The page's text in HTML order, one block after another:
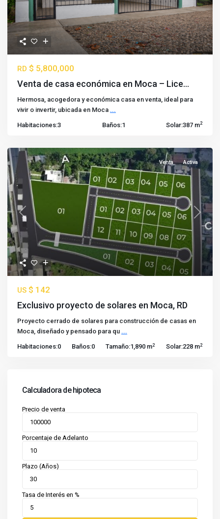
RD $ 5,800,000
Venta de casa económica en Moca – Lice...
Hermosa, acogedora y económica casa en venta, ideal para
vivir o invertir, ubicada en Moca ...
Habitaciones:3 Baños:1 Solar:387 m2
Previous Next
Venta Activa
US $ 142
Exclusivo proyecto de solares en Moca, RD
Proyecto cerrado de solares para construcción de casas en
Moca, diseñado y pensado para qu ...
Habitaciones:0 Baños:0 Tamaño:1,890 m2 Solar:228 m2
Calculadora de hipoteca
Precio de venta
Porcentaje de Adelanto
Plazo (Años)
Tasa de Interés en %